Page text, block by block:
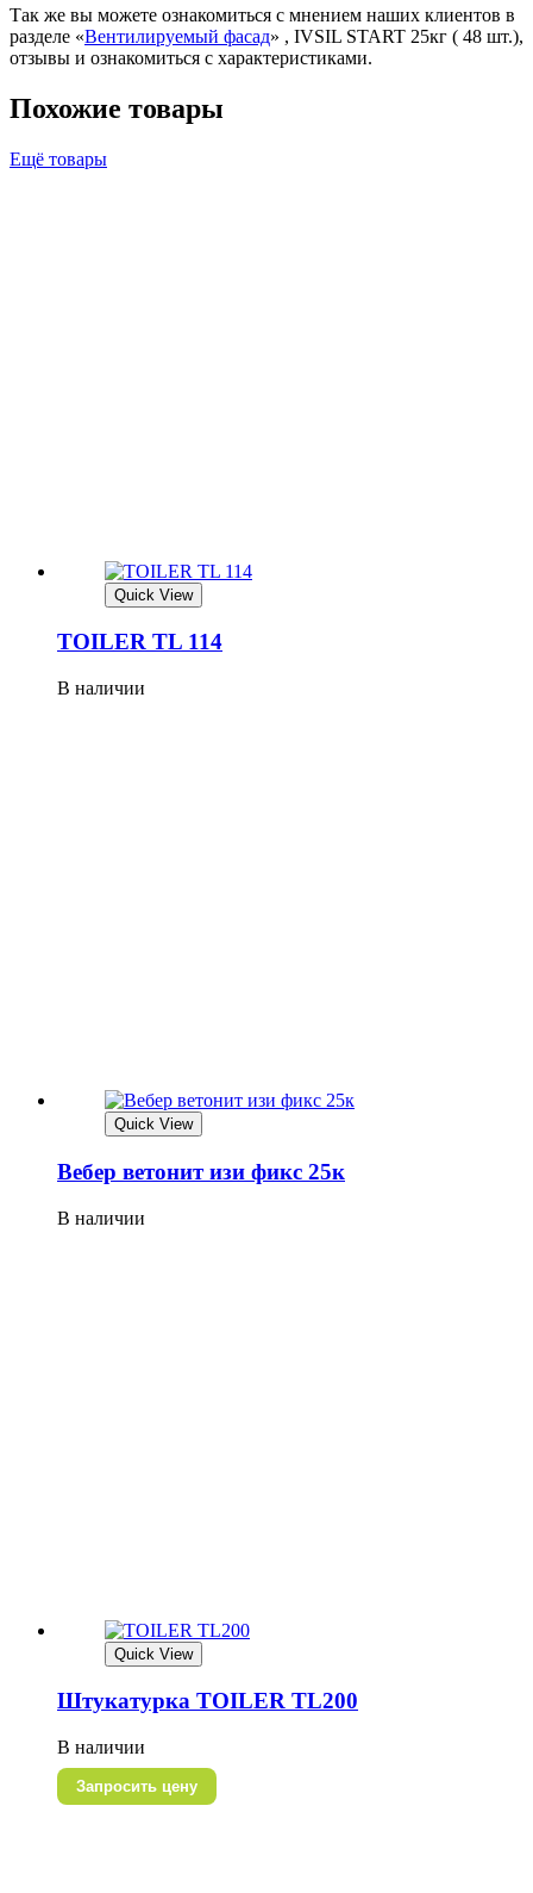
Так же вы можете ознакомиться с мнением наших клиентов в
разделе «Вентилируемый фасад» , IVSIL START 25кг ( 48 шт.),
отзывы и ознакомиться с характеристиками.
Похожие товары
Ещё товары
Quick View
TOILER TL 114
В наличии
Quick View
Вебер ветонит изи фикс 25к
В наличии
Quick View
Штукатурка TOILER TL200
В наличии
Запросить цену